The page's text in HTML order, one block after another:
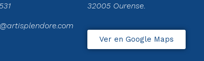
32005 Ourense.
Ver en Google Maps